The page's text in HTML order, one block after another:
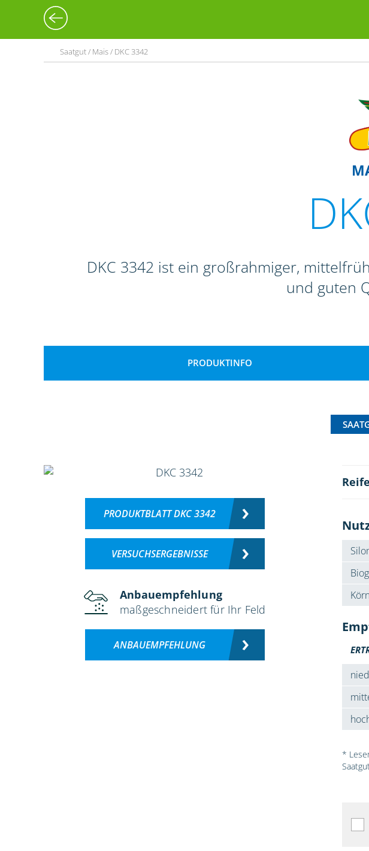
Saatgut / Mais / DKC 3342
DKC 3342 ist ein großrahmiger,
und guten
PRODUKTINFO
PRODUKTBLATT DKC 3342
VERSUCHSERGEBNISSE
Anbauempfehlung
maßgeschneidert für Ihr Feld
ANBAUEMPFEHLUNG
*